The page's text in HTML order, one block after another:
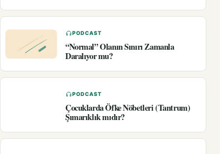
PODCAST
“Normal” Olanın Sınırı Zamanla
Daralıyor mu?
PODCAST
Çocuklarda Öfke Nöbetleri (Tantrum)
Şımarıklık mıdır?